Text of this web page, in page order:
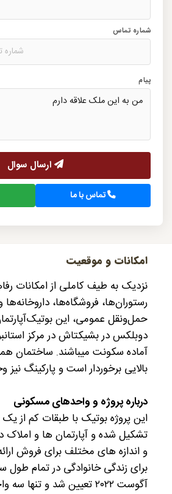
شماره تماس
پیام
تماس با ما
امکانات و موقعیت
نزدیک به طیف کاملی از امکانات
رستوران‌ها، فروشگاه‌ها،
حمل‌ونقل عمومی، این
دوبلکس در بشیکتاش در مرکز
آماده سکونت میباشند. ساختمان
بالایی برخوردار است و پارکینگ نیز
درباره پروژه و واحدهای مسکونی
این پروژه بوتیک با طبقات کم از یک
تشکیل شده و آپارتمان ها و املاک
و اندازه های مختلف برای فروش
برای زندگی خانوادگی در تمام طول
آگوست ۲۰۲۲ تعیین شد و تنها